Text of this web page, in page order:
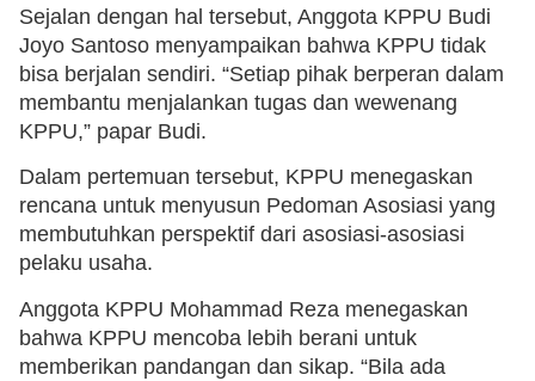
Sejalan dengan hal tersebut, Anggota KPPU Budi
Joyo Santoso menyampaikan bahwa KPPU tidak
bisa berjalan sendiri. “Setiap pihak berperan dalam
membantu menjalankan tugas dan wewenang
KPPU,” papar Budi.
Dalam pertemuan tersebut, KPPU menegaskan
rencana untuk menyusun Pedoman Asosiasi yang
membutuhkan perspektif dari asosiasi-asosiasi
pelaku usaha.
Anggota KPPU Mohammad Reza menegaskan
bahwa KPPU mencoba lebih berani untuk
memberikan pandangan dan sikap. “Bila ada